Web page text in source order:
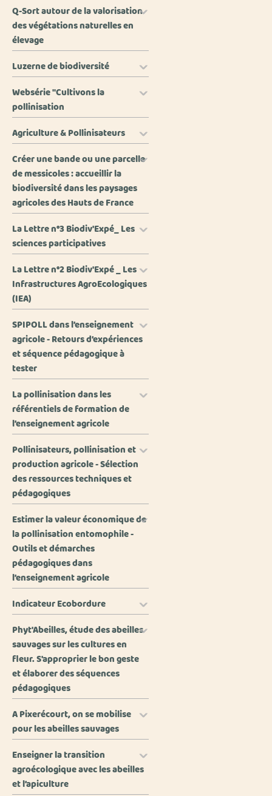
Q-Sort autour de la valorisation
des végétations naturelles en
élevage
Luzerne de biodiversité
Websérie "Cultivons la
pollinisation
Agriculture & Pollinisateurs
Créer une bande ou une parcelle
de messicoles : accueillir la
biodiversité dans les paysages
agricoles des Hauts de France
La Lettre n°3 Biodiv'Expé_ Les
sciences participatives
La Lettre n°2 Biodiv'Expé _ Les
Infrastructures AgroEcologiques
(IEA)
SPIPOLL dans l’enseignement
agricole - Retours d’expériences
et séquence pédagogique à
tester
La pollinisation dans les
référentiels de formation de
l’enseignement agricole
Pollinisateurs, pollinisation et
production agricole - Sélection
des ressources techniques et
pédagogiques
Estimer la valeur économique de
la pollinisation entomophile -
Outils et démarches
pédagogiques dans
l’enseignement agricole
Indicateur Ecobordure
Phyt'Abeilles, étude des abeilles
sauvages sur les cultures en
fleur. S'approprier le bon geste
et élaborer des séquences
pédagogiques
A Pixerécourt, on se mobilise
pour les abeilles sauvages
Enseigner la transition
agroécologique avec les abeilles
et l’apiculture